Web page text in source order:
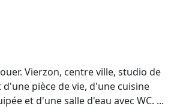
Vierzon, centre ville, studio de
pièce de vie, d'une cuisine
et d'une salle d'eau avec WC. ...